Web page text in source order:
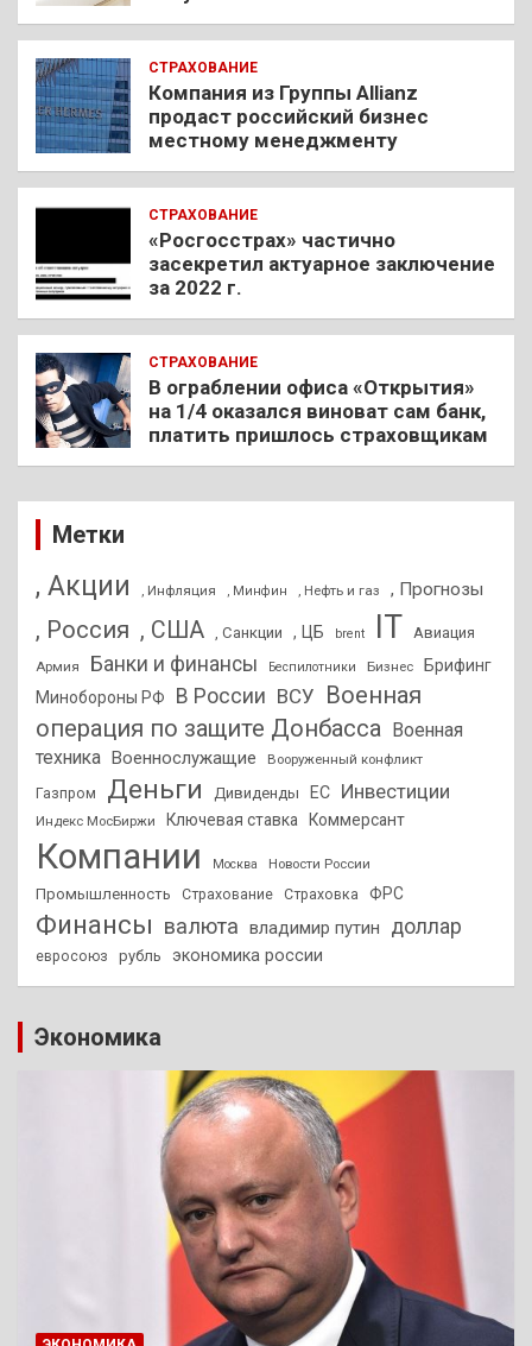
СТРАХОВАНИЕ
Компания из Группы Allianz
продаст российский бизнес
местному менеджменту
СТРАХОВАНИЕ
«Росгосстрах» частично
засекретил актуарное заключение
за 2022 г.
СТРАХОВАНИЕ
В ограблении офиса «Открытия»
на 1/4 оказался виноват сам банк,
платить пришлось страховщикам
Метки
, Акции , Инфляция , Минфин , Нефть и газ , Прогнозы
, Россия , США , Санкции , ЦБ brent IT Авиация
Армия Банки и финансы Беспилотники Бизнес
Брифинг
Минобороны РФ
В России ВСУ Военная
операция по защите Донбасса
Военная
техника
Военнослужащие Вооруженный конфликт
Газпром Деньги Дивиденды ЕС Инвестиции
Индекс МосБиржи Ключевая ставка Коммерсант
Компании Москва Новости России
Промышленность Страхование Страховка ФРС
Финансы валюта владимир путин доллар
евросоюз рубль экономика россии
Экономика